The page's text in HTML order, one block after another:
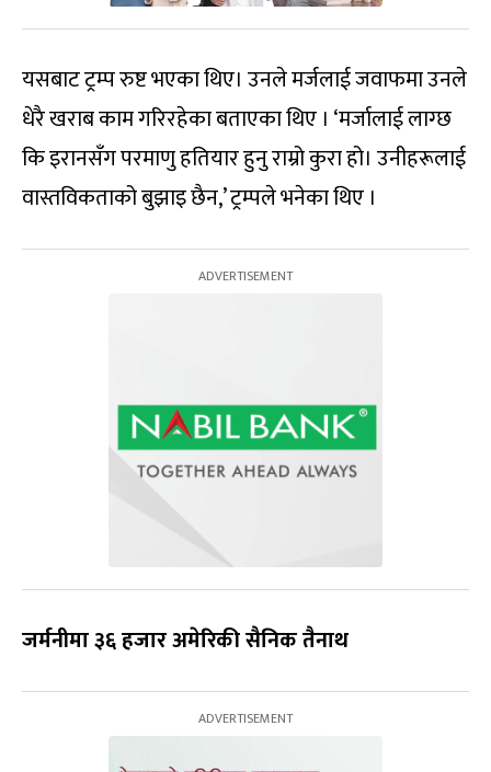
यसबाट ट्रम्प रुष्ट भएका थिए। उनले मर्जलाई जवाफमा उनले
धेरै खराब काम गरिरहेका बताएका थिए । ‘मर्जालाई लाग्छ
कि इरानसँग परमाणु हतियार हुनु राम्रो कुरा हो। उनीहरूलाई
वास्तविकताको बुझाइ छैन,’ ट्रम्पले भनेका थिए ।
जर्मनीमा ३६ हजार अमेरिकी सैनिक तैनाथ